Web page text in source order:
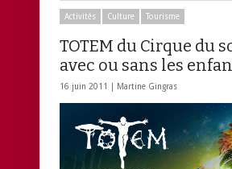
Activités Culture Tourisme
TOTEM du Cirque du
avec ou sans les
16 juin 2011 | Martine Gingras